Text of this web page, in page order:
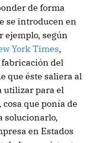
de forma
se introducen en
ejemplo, según
York Times,
fabricación del
que éste saliera al
utilizar para el
que ponía de
solucionarlo,
en Estados